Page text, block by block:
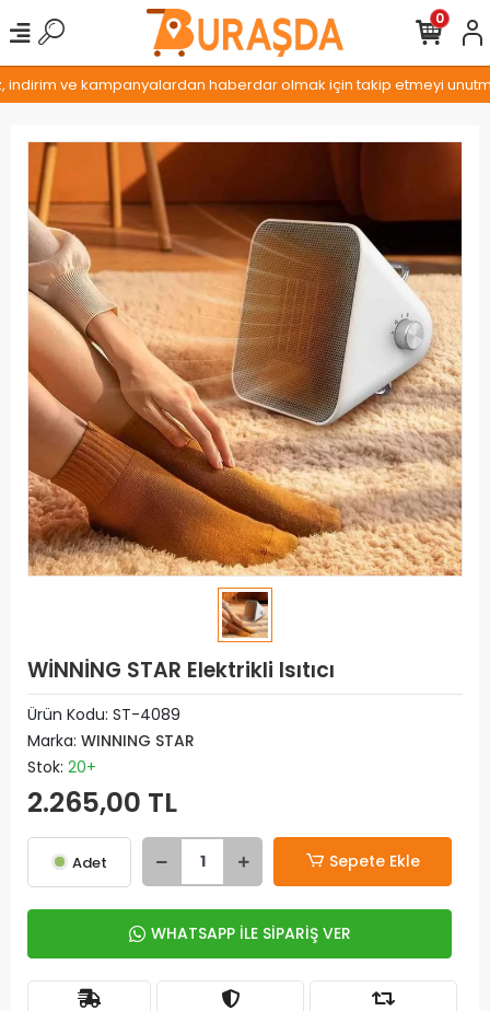
ve kampanyalardan haberdar olmak için takip etmeyi
0
WİNNİNG STAR Elektrikli Isıtıcı
Ürün Kodu: ST-4089
Marka: WINNING STAR
Stok: 20+
2.265,00 TL
Adet Sepete Ekle
WHATSAPP İLE SİPARİŞ VER